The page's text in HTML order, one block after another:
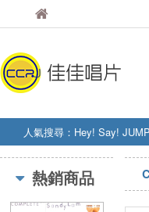
人氣搜尋： Hey! Say! JUMP
STRAY KIDS
盧廣仲 周
熱銷商品